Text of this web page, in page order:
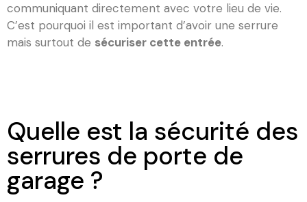
communiquant directement avec votre lieu de vie.
C’est pourquoi il est important d’avoir une serrure
mais surtout de sécuriser cette entrée.
Quelle est la sécurité des
serrures de porte de
garage ?